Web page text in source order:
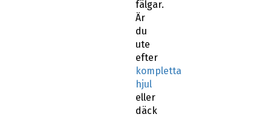
fälgar.
Är
du
ute
efter
kompletta
hjul
eller
däck